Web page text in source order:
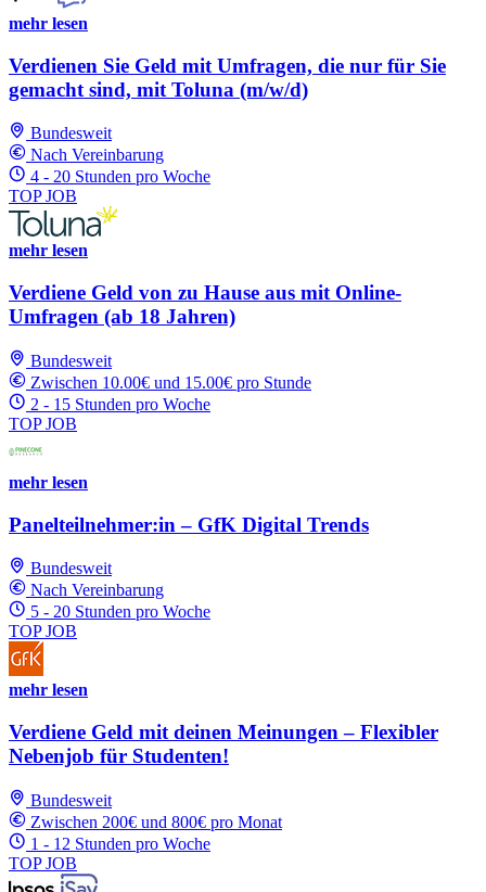
mehr lesen
Verdienen Sie Geld mit Umfragen, die nur für Sie
gemacht sind, mit Toluna (m/w/d)
Bundesweit
Nach Vereinbarung
4 - 20 Stunden pro Woche
TOP JOB
mehr lesen
Verdiene Geld von zu Hause aus mit Online-
Umfragen (ab 18 Jahren)
Bundesweit
Zwischen 10.00€ und 15.00€ pro Stunde
2 - 15 Stunden pro Woche
TOP JOB
mehr lesen
Panelteilnehmer:in – GfK Digital Trends
Bundesweit
Nach Vereinbarung
5 - 20 Stunden pro Woche
TOP JOB
mehr lesen
Verdiene Geld mit deinen Meinungen – Flexibler
Nebenjob für Studenten!
Bundesweit
Zwischen 200€ und 800€ pro Monat
1 - 12 Stunden pro Woche
TOP JOB